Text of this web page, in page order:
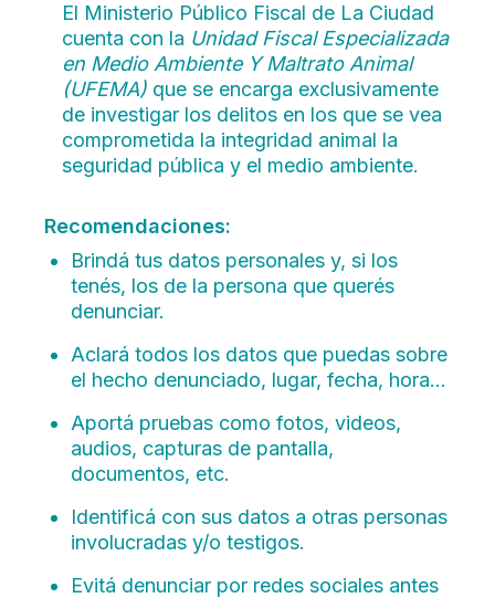
El Ministerio Público Fiscal de La Ciudad
cuenta con la Unidad Fiscal Especializada
en Medio Ambiente Y Maltrato Animal
(UFEMA) que se encarga exclusivamente
de investigar los delitos en los que se vea
comprometida la integridad animal la
seguridad pública y el medio ambiente.
Recomendaciones:
Brindá tus datos personales y, si los
tenés, los de la persona que querés
denunciar.
Aclará todos los datos que puedas sobre
el hecho denunciado, lugar, fecha, hora...
Aportá pruebas como fotos, videos,
audios, capturas de pantalla,
documentos, etc.
Identificá con sus datos a otras personas
involucradas y/o testigos.
Evitá denunciar por redes sociales antes